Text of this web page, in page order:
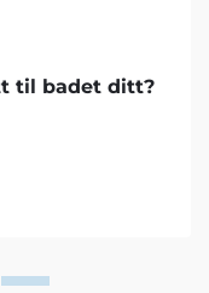
til badet ditt?